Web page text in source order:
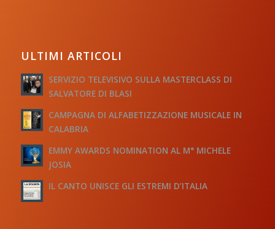
ULTIMI ARTICOLI
SERVIZIO TELEVISIVO SULLA MASTERCLASS DI
SALVATORE DI BLASI
CAMPAGNA DI ALFABETIZZAZIONE MUSICALE IN
CALABRIA
EMMY AWARDS NOMINATION AL M° MICHELE
JOSIA
IL CANTO UNISCE GLI ESTREMI D’ITALIA